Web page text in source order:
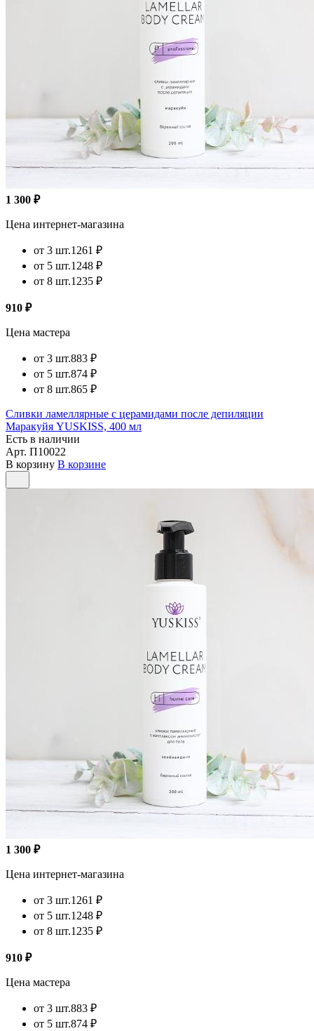
1 300 ₽
Цена интернет-магазина
от 3 шт.1261 ₽
от 5 шт.1248 ₽
от 8 шт.1235 ₽
910 ₽
Цена мастера
от 3 шт.883 ₽
от 5 шт.874 ₽
от 8 шт.865 ₽
Сливки ламеллярные с церамидами после депиляции
Маракуйя YUSKISS, 400 мл
Есть в наличии
Арт. П10022
В корзину В корзине
1 300 ₽
Цена интернет-магазина
от 3 шт.1261 ₽
от 5 шт.1248 ₽
от 8 шт.1235 ₽
910 ₽
Цена мастера
от 3 шт.883 ₽
от 5 шт.874 ₽